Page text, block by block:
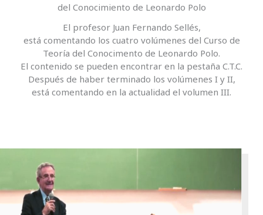
del Conocimiento de Leonardo Polo
El profesor Juan Fernando Sellés,
está comentando los cuatro volúmenes del Curso de
Teoría del Conocimento de Leonardo Polo.
El contenido se pueden encontrar en la pestaña C.T.C.
Después de haber terminado los volúmenes I y II,
está comentando en la actualidad el volumen III.